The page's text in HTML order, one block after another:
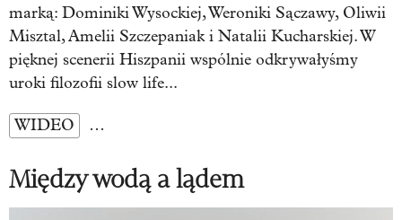
marką: Dominiki Wysockiej, Weroniki Sączawy, Oliwii
Misztal, Amelii Szczepaniak i Natalii Kucharskiej. W
pięknej scenerii Hiszpanii wspólnie odkrywałyśmy
uroki filozofii slow life...
WIDEO …
Między wodą a lądem